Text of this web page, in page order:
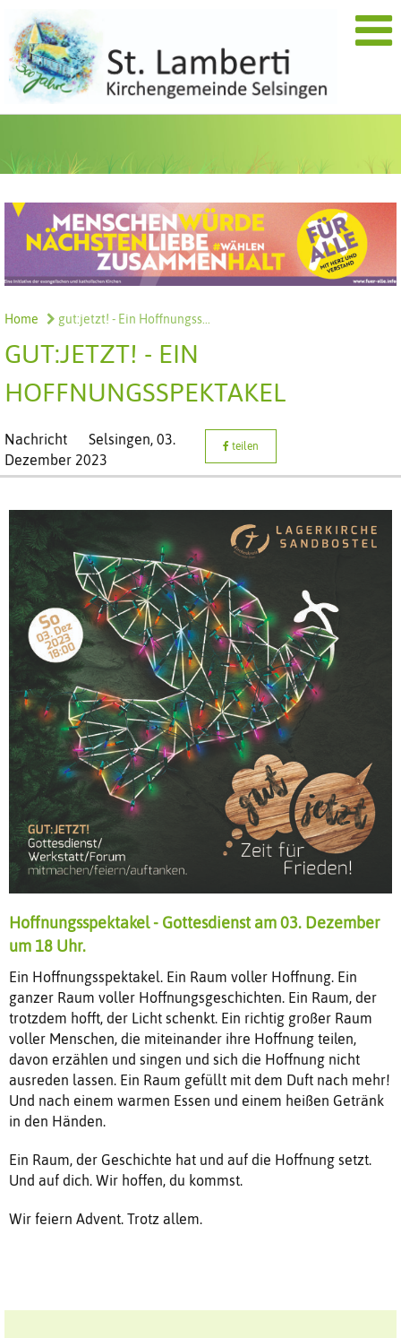
Home gut:jetzt! - Ein Hoffnungss...
GUT:JETZT! - EIN
HOFFNUNGSSPEKTAKEL
Nachricht Selsingen, 03.
Dezember 2023
teilen
Hoffnungsspektakel - Gottesdienst am 03. Dezember
um 18 Uhr.
Ein Hoffnungsspektakel. Ein Raum voller Hoffnung. Ein
ganzer Raum voller Hoffnungsgeschichten. Ein Raum, der
trotzdem hofft, der Licht schenkt. Ein richtig großer Raum
voller Menschen, die miteinander ihre Hoffnung teilen,
davon erzählen und singen und sich die Hoffnung nicht
ausreden lassen. Ein Raum gefüllt mit dem Duft nach mehr!
Und nach einem warmen Essen und einem heißen Getränk
in den Händen.
Ein Raum, der Geschichte hat und auf die Hoffnung setzt.
Und auf dich. Wir hoffen, du kommst.
Wir feiern Advent. Trotz allem.